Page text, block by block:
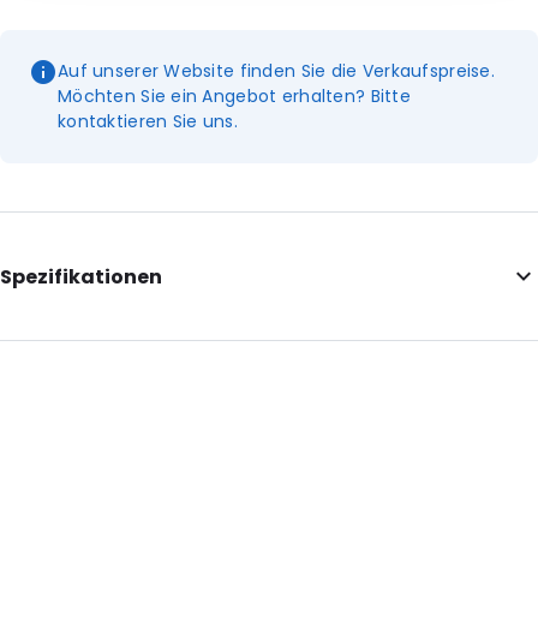
Auf unserer Website finden Sie die Verkaufspreise.
Möchten Sie ein Angebot erhalten? Bitte
kontaktieren Sie uns.
Spezifikationen
Internal Length: 305